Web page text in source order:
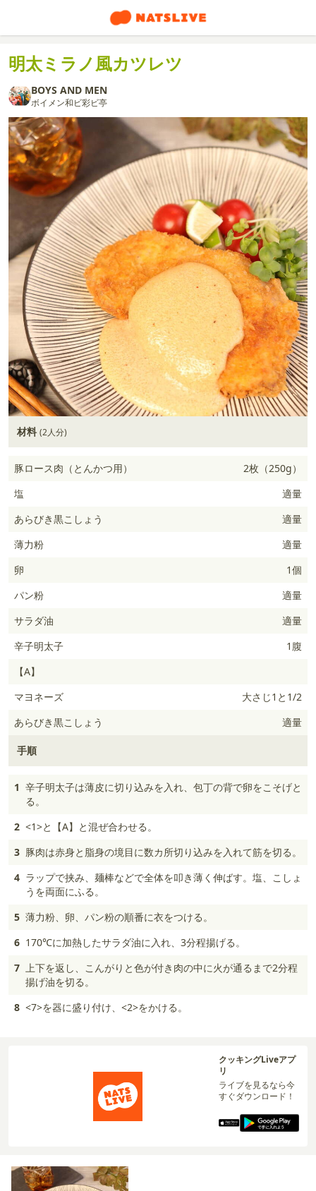
明太ミラノ風カツレツ
BOYS AND MEN
ボイメン和ビ彩ビ亭
材料 (2人分)
豚ロース肉（とんかつ用）
2枚（250g）
塩
適量
あらびき黒こしょう
適量
薄力粉
適量
卵
1個
パン粉
適量
サラダ油
適量
辛子明太子
1腹
【A】
マヨネーズ
大さじ1と1/2
あらびき黒こしょう
適量
手順
1 辛子明太子は薄皮に切り込みを入れ、包丁の背で卵をこそげと
る。
2 <1>と【A】と混ぜ合わせる。
3 豚肉は赤身と脂身の境目に数カ所切り込みを入れて筋を切る。
4 ラップで挟み、麺棒などで全体を叩き薄く伸ばす。塩、こしょ
うを両面にふる。
5 薄力粉、卵、パン粉の順番に衣をつける。
6 170℃に加熱したサラダ油に入れ、3分程揚げる。
7 上下を返し、こんがりと色が付き肉の中に火が通るまで2分程
揚げ油を切る。
8 <7>を器に盛り付け、<2>をかける。
クッキングLiveアプ
リ
ライブを見るなら今
すぐダウンロード！